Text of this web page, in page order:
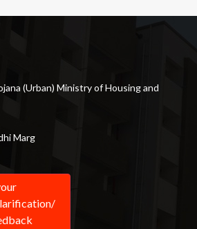
(Urban) Ministry of Housing and
Marg